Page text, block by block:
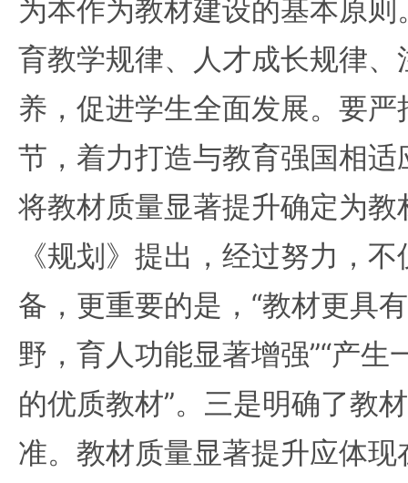
为本作为教材建设的基本原
育教学规律、人才成长规律
养，促进学生全面发展。要
节，着力打造与教育强国相
将教材质量显著提升确定为
《规划》提出，经过努力，
备，更重要的是，“教材更具
野，育人功能显著增强”“产生
的优质教材”。三是明确了教
准。教材质量显著提升应体